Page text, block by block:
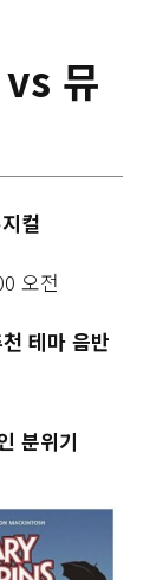
vs 뮤
컬
오전
테마 음반
분위기